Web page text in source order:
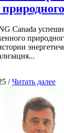
Canada
/Читать далее